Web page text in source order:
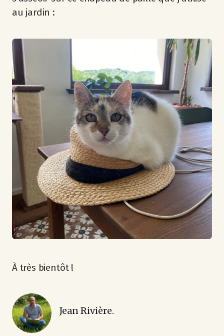
au jardin :
À très bientôt !
Jean Rivière.